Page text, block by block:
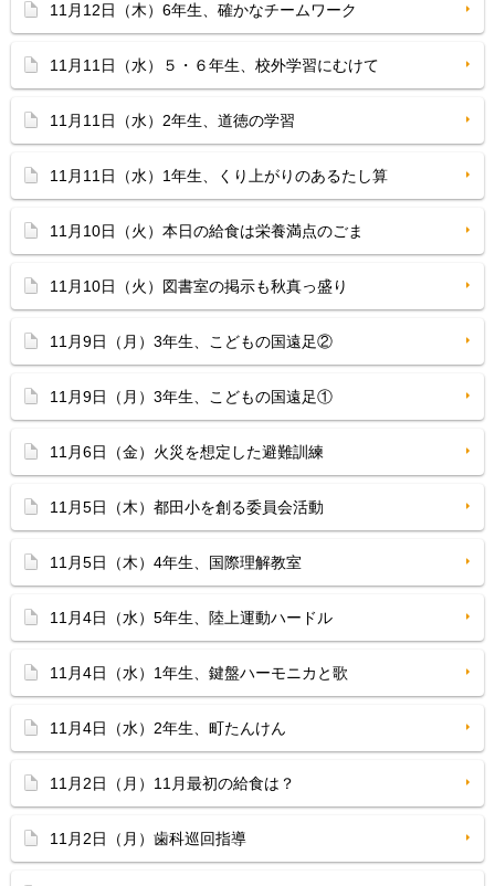
11月12日（木）6年生、確かなチームワーク
11月11日（水）５・６年生、校外学習にむけて
11月11日（水）2年生、道徳の学習
11月11日（水）1年生、くり上がりのあるたし算
11月10日（火）本日の給食は栄養満点のごま
11月10日（火）図書室の掲示も秋真っ盛り
11月9日（月）3年生、こどもの国遠足②
11月9日（月）3年生、こどもの国遠足①
11月6日（金）火災を想定した避難訓練
11月5日（木）都田小を創る委員会活動
11月5日（木）4年生、国際理解教室
11月4日（水）5年生、陸上運動ハードル
11月4日（水）1年生、鍵盤ハーモニカと歌
11月4日（水）2年生、町たんけん
11月2日（月）11月最初の給食は？
11月2日（月）歯科巡回指導